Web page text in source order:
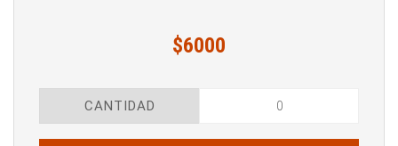
$6000
CANTIDAD